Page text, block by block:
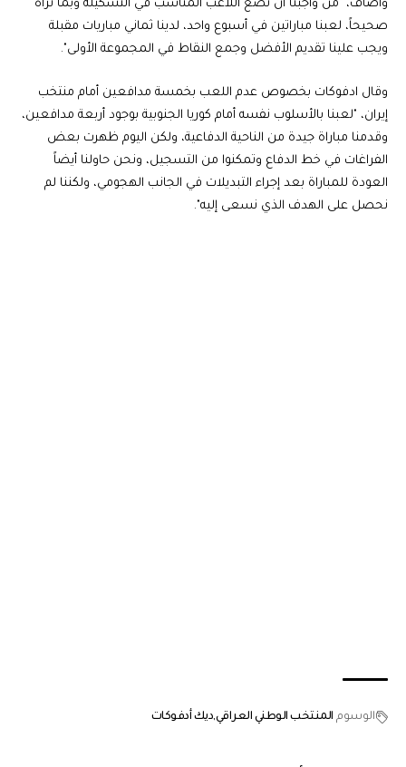
وأضاف، "من واجبنا أن نضع اللاعب المناسب في التشكيلة وبما نراه
صحيحاً، لعبنا مباراتين في أسبوع واحد، لدينا ثماني مباريات مقبلة
ويجب علينا تقديم الأفضل وجمع النقاط في المجموعة الأولى".
وقال ادفوكات بخصوص عدم اللعب بخمسة مدافعين أمام منتخب
إيران، "لعبنا بالأسلوب نفسه أمام كوريا الجنوبية بوجود أربعة مدافعين،
وقدمنا مباراة جيدة من الناحية الدفاعية، ولكن اليوم ظهرت بعض
الفراغات في خط الدفاع وتمكنوا من التسجيل، ونحن حاولنا أيضاً
العودة للمباراة بعد إجراء التبديلات في الجانب الهجومي، ولكننا لم
نحصل على الهدف الذي نسعى إليه".
الوسوم المنتخب الوطني العراقيديك أدفوكات